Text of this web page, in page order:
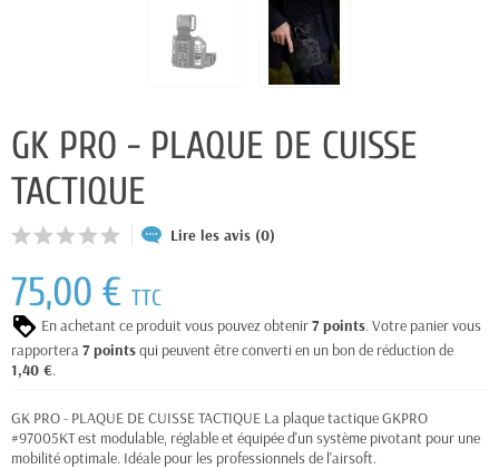
GK PRO - PLAQUE DE CUISSE
TACTIQUE
Lire les avis (0)
75,00 € TTC
En achetant ce produit vous pouvez obtenir7 points. Votre panier vous
rapportera7 pointsqui peuvent être converti en un bon de réduction de
1,40 €.
GK PRO - PLAQUE DE CUISSE TACTIQUE La plaque tactique GKPRO
#97005KT est modulable, réglable et équipée d'un système pivotant pour une
mobilité optimale. Idéale pour les professionnels de l'airsoft.